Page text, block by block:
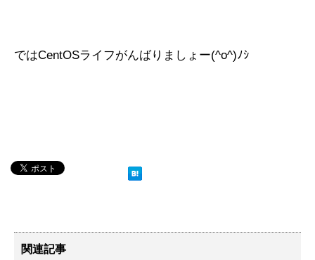
ではCentOSライフがんばりましょー(^o^)ﾉｼ
関連記事